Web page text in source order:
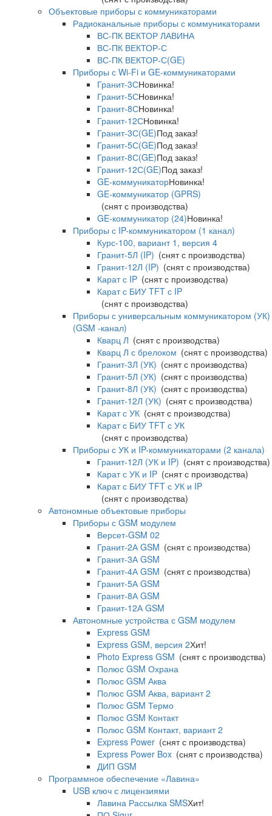
Объектовые приборы с коммуникаторами
Радиоканальные приборы с коммуникаторами
ВС-ПК ВЕКТОР ЛАВИНА
ВС-ПК ВЕКТОР-С
ВС-ПК ВЕКТОР-С(GE)
Приборы с Wi-Fi и GE-коммуникаторами
Гранит-3СНовинка!
Гранит-5СНовинка!
Гранит-8СНовинка!
Гранит-12СНовинка!
Гранит-3С(GE)Под заказ!
Гранит-5С(GE)Под заказ!
Гранит-8С(GE)Под заказ!
Гранит-12С(GE)Под заказ!
GE-коммуникаторНовинка!
GE-коммуникатор (GPRS)
(снят с производства)
GE-коммуникатор (24)Новинка!
Приборы с IP-коммуникатором (1 канал)
Курс-100, вариант 1, версия 4
Гранит-5Л (IP) (снят с производства)
Гранит-12Л (IP) (снят с производства)
Карат с IP (снят с производства)
Карат с БИУ TFT с IP
(снят с производства)
Приборы с универсальным коммуникатором (УК)
(GSM -канал)
Кварц Л (снят с производства)
Кварц Л с брелоком (снят с производства)
Гранит-3Л (УК) (снят с производства)
Гранит-5Л (УК) (снят с производства)
Гранит-8Л (УК) (снят с производства)
Гранит-12Л (УК) (снят с производства)
Карат с УК (снят с производства)
Карат с БИУ TFT с УК
(снят с производства)
Приборы с УК и IP-коммуникаторами (2 канала)
Гранит-12Л (УК и IP) (снят с производства)
Карат с УК и IP (снят с производства)
Карат с БИУ TFT с УК и IP
(снят с производства)
Автономные объектовые приборы
Приборы с GSM модулем
Версет-GSM 02
Гранит-2А GSM (снят с производства)
Гранит-3А GSM
Гранит-4А GSM (снят с производства)
Гранит-5А GSM
Гранит-8А GSM
Гранит-12А GSM
Автономные устройства с GSM модулем
Express GSM
Express GSM, версия 2Хит!
Photo Express GSM (снят с производства)
Полюс GSM Охрана
Полюс GSM Аква
Полюс GSM Аква, вариант 2
Полюс GSM Термо
Полюс GSM Контакт
Полюс GSM Контакт, вариант 2
Express Power (снят с производства)
Express Power Box (снят с производства)
ДИП GSM
Программное обеспечение «Лавина»
USB ключ с лицензиями
Лавина Рассылка SMSХит!